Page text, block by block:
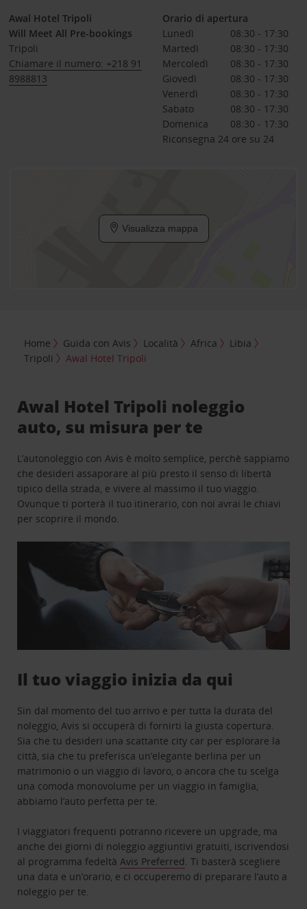
Awal Hotel Tripoli
Will Meet All Pre-bookings
Tripoli
Chiamare il numero: +218 91
8988813
Orario di apertura
Lunedì
08:30 - 17:30
Martedì
08:30 - 17:30
Mercoledì
08:30 - 17:30
Giovedì
08:30 - 17:30
Venerdì
08:30 - 17:30
Sabato
08:30 - 17:30
Domenica
08:30 - 17:30
Riconsegna 24 ore su 24
Visualizza mappa
Home Guida con Avis Località Africa
Libia
Tripoli
Awal Hotel Tripoli
Awal Hotel Tripoli noleggio
auto, su misura per te
L’autonoleggio con Avis è molto semplice, perchè sappiamo
che desideri assaporare al più presto il senso di libertà
tipico della strada, e vivere al massimo il tuo viaggio.
Ovunque ti porterà il tuo itinerario, con noi avrai le chiavi
per scoprire il mondo.
Il tuo viaggio inizia da qui
Sin dal momento del tuo arrivo e per tutta la durata del
noleggio, Avis si occuperà di fornirti la giusta copertura.
Sia che tu desideri una scattante city car per esplorare la
città, sia che tu preferisca un’elegante berlina per un
matrimonio o un viaggio di lavoro, o ancora che tu scelga
una comoda monovolume per un viaggio in famiglia,
abbiamo l’auto perfetta per te.
I viaggiatori frequenti potranno ricevere un upgrade, ma
anche dei giorni di noleggio aggiuntivi gratuiti, iscrivendosi
al programma fedeltàAvis Preferred. Ti basterà scegliere
una data e un’orario, e ci occuperemo di preparare l’auto a
noleggio per te.